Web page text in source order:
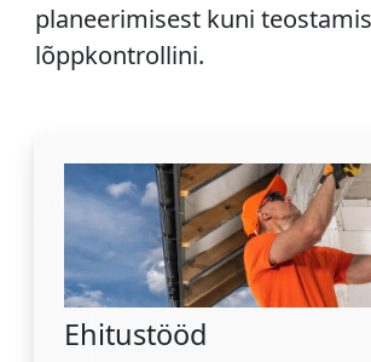
planeerimisest kuni
lõppkontrollini.
Ehitustööd